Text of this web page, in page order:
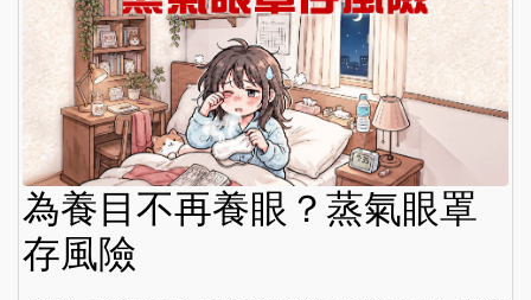
為養目不再養眼？蒸氣眼罩
存風險